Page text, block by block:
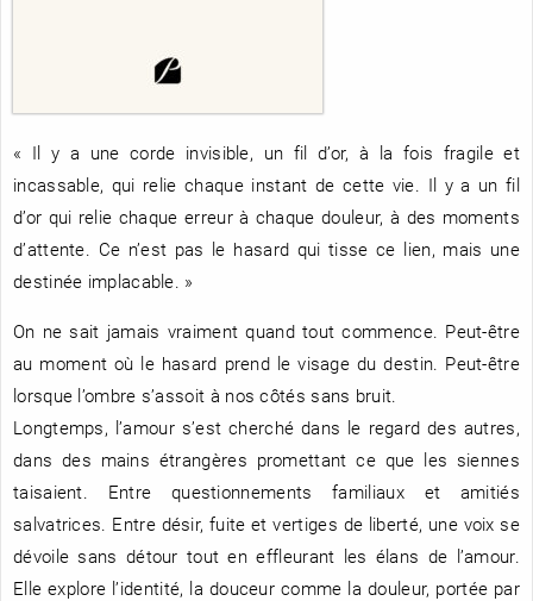
RENCONTRE AVEC…
REVUE DE PRESSE
« Il y a une corde invisible, un fil d’or, à la fois fragile et
incassable, qui relie chaque instant de cette vie. Il y a un fil
d’or qui relie chaque erreur à chaque douleur, à des moments
d’attente. Ce n’est pas le hasard qui tisse ce lien, mais une
destinée implacable. »
On ne sait jamais vraiment quand tout commence. Peut-être
au moment où le hasard prend le visage du destin. Peut-être
lorsque l’ombre s’assoit à nos côtés sans bruit.
Longtemps, l’amour s’est cherché dans le regard des autres,
dans des mains étrangères promettant ce que les siennes
taisaient. Entre questionnements familiaux et amitiés
salvatrices. Entre désir, fuite et vertiges de liberté, une voix se
dévoile sans détour tout en effleurant les élans de l’amour.
Elle explore l’identité, la douceur comme la douleur, portée par